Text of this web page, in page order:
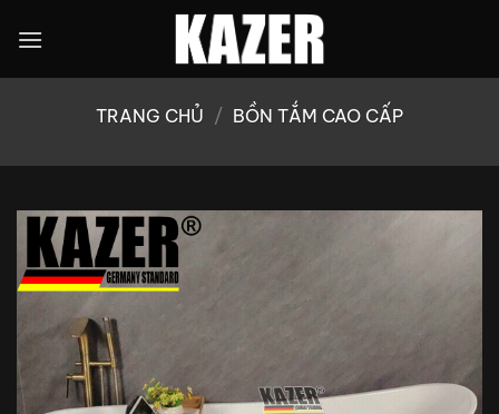
qua
TRANG CHỦ / BỒN TẮM CAO CẤP